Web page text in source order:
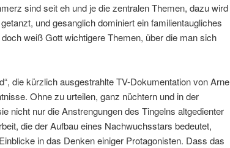
sind seit eh und je die zentralen Themen, dazu wird
und gesanglich dominiert ein familientaugliches
weiß Gott wichtigere Themen, über die man sich
die kürzlich ausgestrahlte TV-Dokumentation von Arne
Ohne zu urteilen, ganz nüchtern und in der
nicht nur die Anstrengungen des Tingelns altgedienter
die der Aufbau eines Nachwuchsstars bedeutet,
in das Denken einiger Protagonisten. Dass das